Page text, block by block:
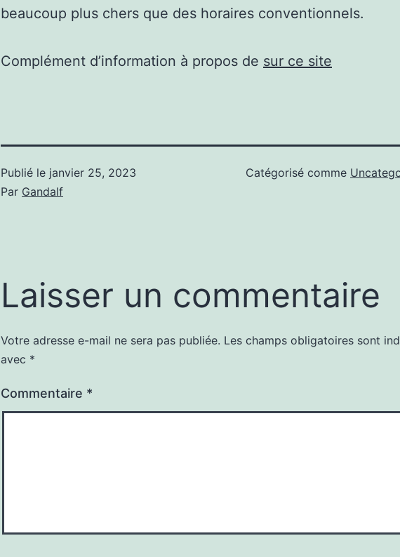
beaucoup plus chers que des horaires conventionnels.
Complément d’information à propos de sur ce site
Publié le janvier 25, 2023
Par Gandalf
Catégorisé comme
Laisser un commentaire
Votre adresse e-mail ne sera pas publiée. Les champs obligatoires sont
avec *
Commentaire *